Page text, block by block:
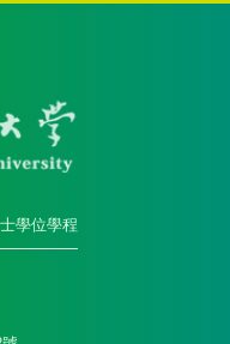
學位學程